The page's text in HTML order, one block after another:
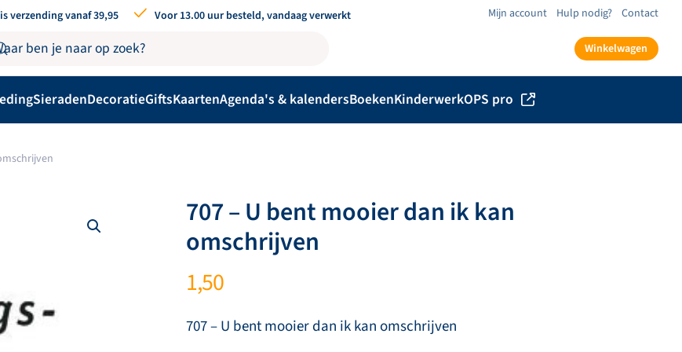
verzending vanaf 39,95 Voor 13.00 uur besteld, vandaag verwerkt Mijn account Hulp nodig? Contact
Winkelwagen
SieradenDecoratieGiftsKaartenAgenda's & kalendersBoekenKinderwerkOPS pro
707 – U bent mooier dan ik kan
omschrijven
1,50
707 – U bent mooier dan ik kan omschrijven